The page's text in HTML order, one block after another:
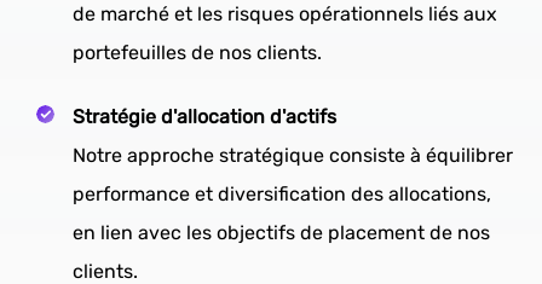
de marché et les risques opérationnels liés aux
portefeuilles de nos clients.
Stratégie d'allocation d'actifs
Notre approche stratégique consiste à équilibrer
performance et diversification des allocations,
en lien avec les objectifs de placement de nos
clients.